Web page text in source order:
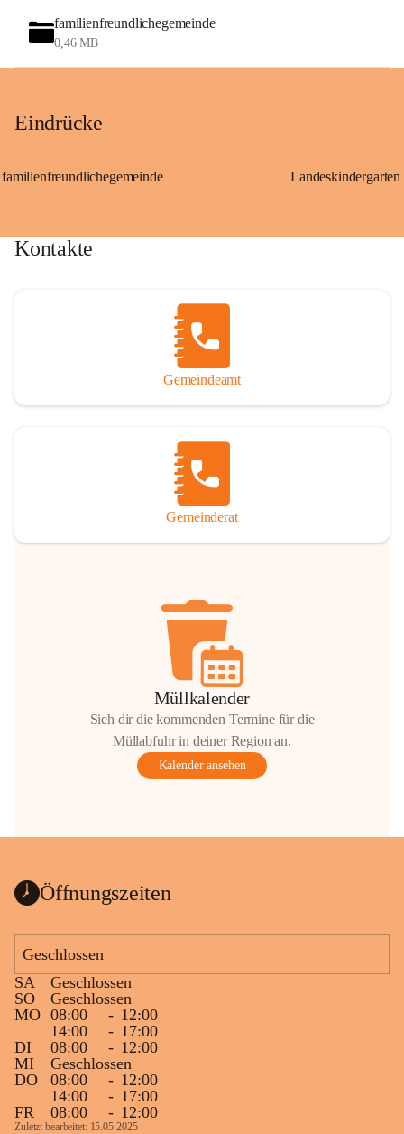
familienfreundlichegemeinde
0,46 MB
Eindrücke
familienfreundlichegemeinde
Kontakte
Gemeindeamt
Gemeinderat
Müllkalender
Sieh dir die kommenden Termine für die
Müllabfuhr in deiner Region an.
Kalender ansehen
Öffnungszeiten
Geschlossen
SA
Geschlossen
SO
Geschlossen
MO 08:00 - 12:00
14:00
- 17:00
DI
08:00 - 12:00
MI
Geschlossen
DO
08:00 - 12:00
14:00
- 17:00
FR
08:00 - 12:00
Zuletzt bearbeitet: 15.05.2025